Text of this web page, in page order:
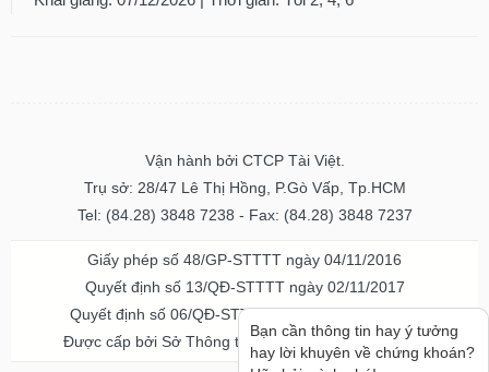
Vận hành bởi CTCP Tài Việt.
Trụ sở: 28/47 Lê Thị Hồng, P.Gò Vấp, Tp.HCM
Tel: (84.28) 3848 7238 - Fax: (84.28) 3848 7237
Giấy phép số 48/GP-STTTT ngày 04/11/2016
Quyết định số 13/QĐ-STTTT ngày 02/11/2017
Quyết định số 06/QĐ-STTTT-ICP ngày 20/07/2023
Được cấp bởi Sở Thông tin và Truyền thông TPHCM
Bạn cần thông tin hay ý tưởng
hay lời khuyên về chứng khoán?